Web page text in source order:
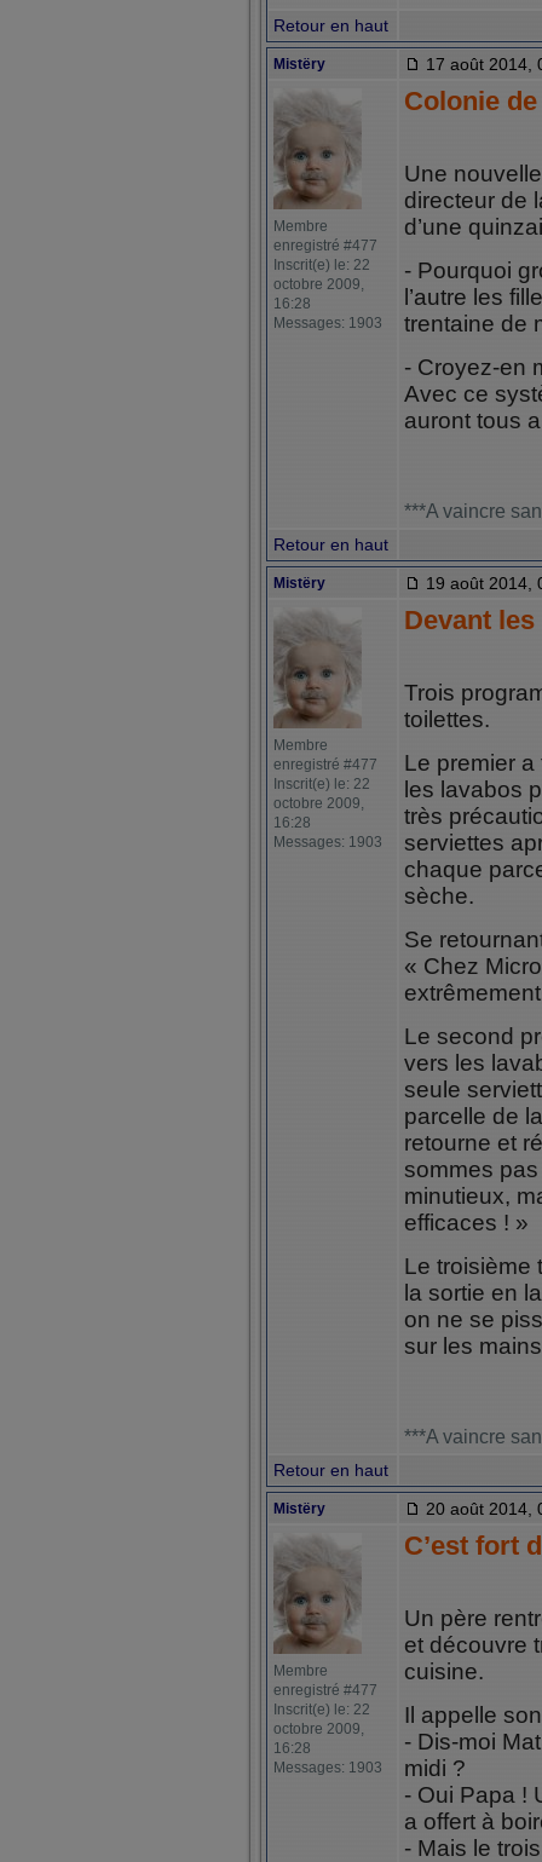
Retour en haut
Mistëry 17 août 2014,
Membre
enregistré #477
Inscrit(e) le: 22
octobre 2009,
16:28
Messages: 1903
Colonie
Une
directeur de
d’une
- Pourquoi
l’autre les
trentaine de
- Croyez-en
Avec ce
auront tous
***A vaincre
Retour en haut
Mistëry 19 août 2014,
Membre
enregistré #477
Inscrit(e) le: 22
octobre 2009,
16:28
Messages: 1903
Devant
Trois
toilettes.
Le premier
les lavabos
très
serviettes
chaque
sèche.
Se
« Chez
Le second
vers les
seule
parcelle de
retourne et
sommes
minutieux,
efficaces ! »
Le troisième
la sortie en
on ne se
sur les
***A vaincre
Retour en haut
Mistëry 20 août 2014,
Membre
enregistré #477
Inscrit(e) le: 22
octobre 2009,
16:28
Messages: 1903
C’est fort
Un père
et découvre
cuisine.
Il appelle
- Dis-moi
midi ?
- Oui Papa !
a offert à
- Mais le